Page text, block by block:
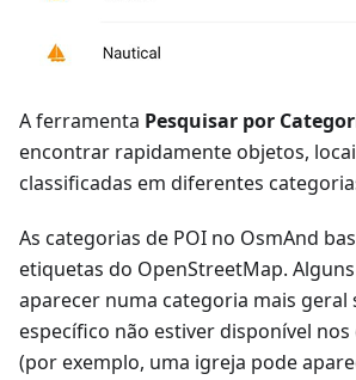
A ferramenta Pesquisar por
encontrar rapidamente objetos,
classificadas em diferentes
As categorias de POI no OsmAnd
etiquetas do OpenStreetMap.
aparecer numa categoria mais geral
específico não estiver disponível
(por exemplo, uma igreja pode